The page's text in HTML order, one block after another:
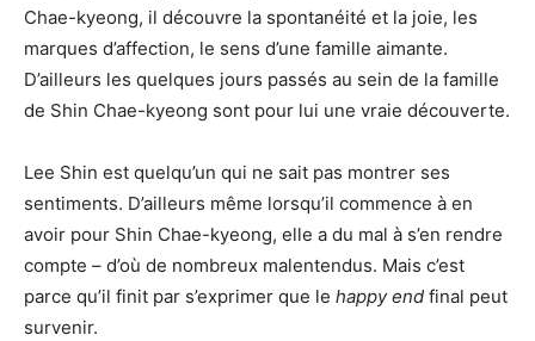
Chae-kyeong, il découvre la spontanéité et la joie, les
marques d’affection, le sens d’une famille aimante.
D’ailleurs les quelques jours passés au sein de la famille
de Shin Chae-kyeong sont pour lui une vraie découverte.
Lee Shin est quelqu’un qui ne sait pas montrer ses
sentiments. D’ailleurs même lorsqu’il commence à en
avoir pour Shin Chae-kyeong, elle a du mal à s’en rendre
compte – d’où de nombreux malentendus. Mais c’est
parce qu’il finit par s’exprimer que le happy end final peut
survenir.